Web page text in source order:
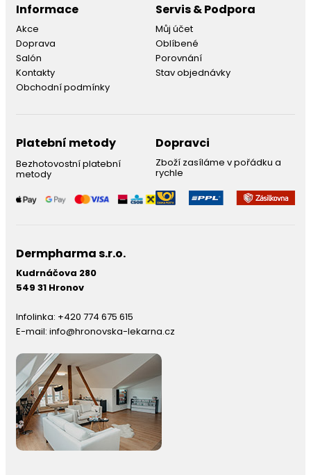
Informace
Akce
Doprava
Salón
Kontakty
Obchodní podmínky
Servis & Podpora
Můj účet
Oblíbené
Porovnání
Stav objednávky
Platební metody
Bezhotovostní platební
metody
Dopravci
Zboží zasíláme v pořádku a
rychle
Dermpharma s.r.o.
Kudrnáčova 280
549 31 Hronov
Infolinka: +420 774 675 615
E-mail: info@hronovska-lekarna.cz